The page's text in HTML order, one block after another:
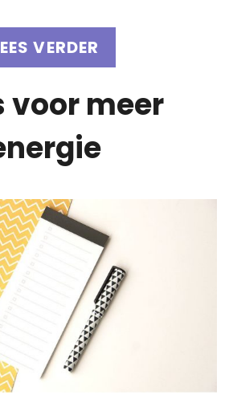
VERDER
voor meer